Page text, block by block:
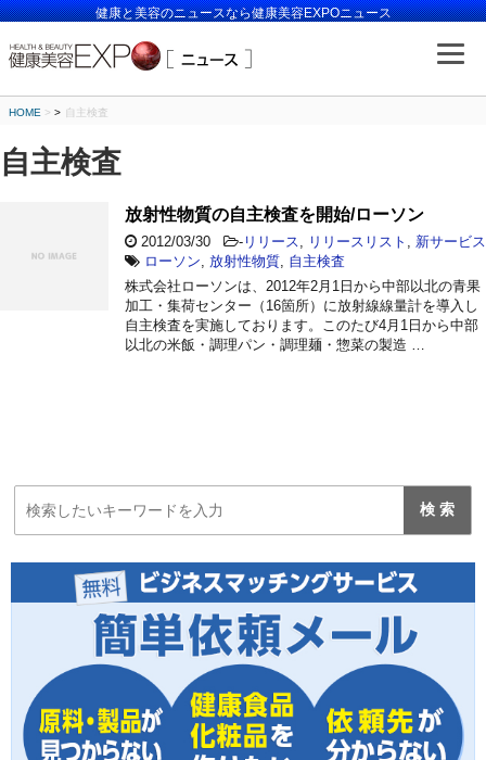
健康と美容のニュースなら健康美容EXPOニュース
HOME > 自主検査
自主検査
放射性物質の自主検査を開始/ローソン
2012/03/30 - リリース リリースリスト
新サービス
ローソン 放射性物質 自主検査
株式会社ローソンは、2012年2月1日から中部以北の青果
加工・集荷センター（16箇所）に放射線線量計を導入し
自主検査を実施しております。このたび4月1日から中部
以北の米飯・調理パン・調理麺・惣菜の製造 …